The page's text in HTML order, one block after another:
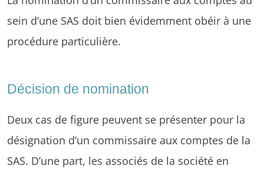
sein d’une SAS doit bien évidemment obéir à une
procédure particulière.
Décision de nomination
Deux cas de figure peuvent se présenter pour la
désignation d’un commissaire aux comptes de la
SAS. D’une part, les associés de la société en